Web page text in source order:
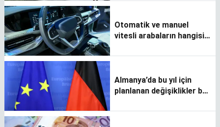
Otomatik ve manuel
vitesli arabaların hangisi
Almanya’da bu yıl için
planlanan değişiklikler bu